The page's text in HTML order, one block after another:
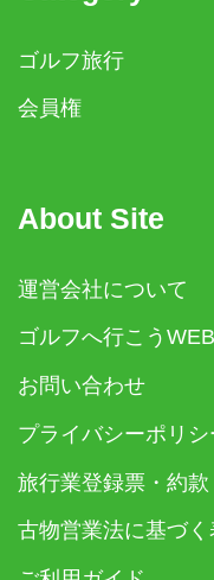
ゴルフ旅行
会員権
About Site
運営会社について
ゴルフへ行こう
お問い合わせ
プライバシーポリシ
旅行業登録票・約款
古物営業法に基づく